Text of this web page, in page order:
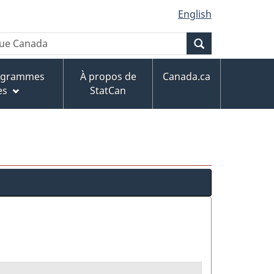
English
À propos de
StatCan
Canada.ca